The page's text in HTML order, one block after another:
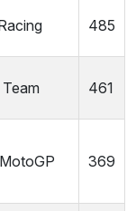
485
461
369